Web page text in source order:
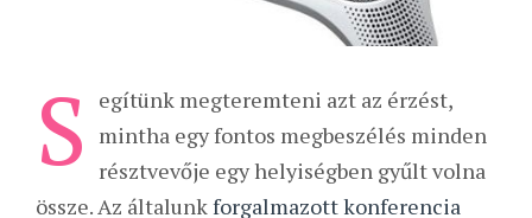
S
egítünk megteremteni azt az érzést,
mintha egy fontos megbeszélés minden
résztvevője egy helyiségben gyűlt volna
össze. Az általunkforgalmazott konferencia